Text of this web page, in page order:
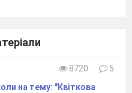
8720
5
на тему: "Квіткова